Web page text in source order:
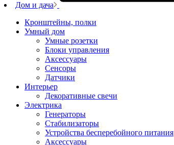
Дом и дача
Кронштейны, полки
Умный дом
Умные розетки
Блоки управления
Аксессуары
Сенсоры
Датчики
Интерьер
Декоративные свечи
Электрика
Генераторы
Стабилизаторы
Устройства бесперебойного питания
Аксессуары